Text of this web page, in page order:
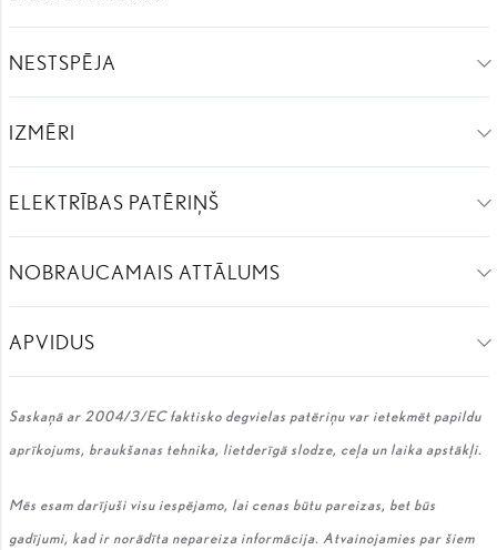
NESTSPĒJA
IZMĒRI
ELEKTRĪBAS PATĒRIŅŠ
NOBRAUCAMAIS ATTĀLUMS
APVIDUS
Saskaņā ar 2004/3/EC faktisko degvielas patēriņu var ietekmēt papildu
aprīkojums, braukšanas tehnika, lietderīgā slodze, ceļa un laika apstākļi.
Mēs esam darījuši visu iespējamo, lai cenas būtu pareizas, bet būs
gadījumi, kad ir norādīta nepareiza informācija. Atvainojamies par šiem